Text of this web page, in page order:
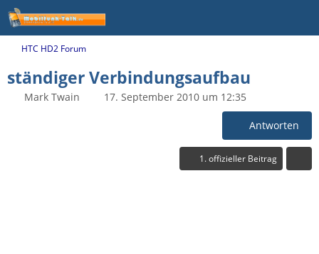
HTC HD2 Forum
ständiger Verbindungsaufbau
Mark Twain 17. September 2010 um 12:35
Antworten
1. offizieller Beitrag